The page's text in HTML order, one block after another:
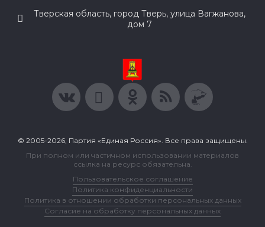
Тверская область, город Тверь, улица Вагжанова,
дом 7
© 2005-2026, Партия «Единая Россия». Все права защищены.
При полном или частичном использовании материалов
ссылка на ресурс обязательна.
Пользовательское соглашение
Политика конфиденциальности
Политика в отношении обработки персональных данных
Согласие на обработку персональных данных